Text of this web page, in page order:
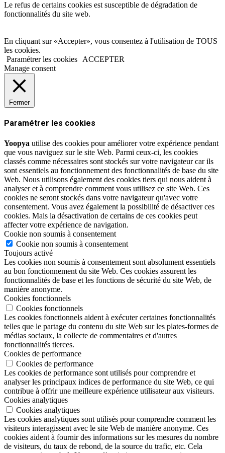
Le refus de certains cookies est susceptible de dégradation de
fonctionnalités du site web.
En cliquant sur «Accepter», vous consentez à l'utilisation de TOUS
les cookies.
Paramétrer les cookies
ACCEPTER
Manage consent
Fermer
Paramétrer les cookies
Yoopya utilise des cookies pour améliorer votre expérience pendant
que vous naviguez sur le site Web. Parmi ceux-ci, les cookies
classés comme nécessaires sont stockés sur votre navigateur car ils
sont essentiels au fonctionnement des fonctionnalités de base du site
Web. Nous utilisons également des cookies tiers qui nous aident à
analyser et à comprendre comment vous utilisez ce site Web. Ces
cookies ne seront stockés dans votre navigateur qu'avec votre
consentement. Vous avez également la possibilité de désactiver ces
cookies. Mais la désactivation de certains de ces cookies peut
affecter votre expérience de navigation.
Cookie non soumis à consentement
Cookie non soumis à consentement
Toujours activé
Les cookies non soumis à consentement sont absolument essentiels
au bon fonctionnement du site Web. Ces cookies assurent les
fonctionnalités de base et les fonctions de sécurité du site Web, de
manière anonyme.
Cookies fonctionnels
Cookies fonctionnels
Les cookies fonctionnels aident à exécuter certaines fonctionnalités
telles que le partage du contenu du site Web sur les plates-formes de
médias sociaux, la collecte de commentaires et d'autres
fonctionnalités tierces.
Cookies de performance
Cookies de performance
Les cookies de performance sont utilisés pour comprendre et
analyser les principaux indices de performance du site Web, ce qui
contribue à offrir une meilleure expérience utilisateur aux visiteurs.
Cookies analytiques
Cookies analytiques
Les cookies analytiques sont utilisés pour comprendre comment les
visiteurs interagissent avec le site Web de manière anonyme. Ces
cookies aident à fournir des informations sur les mesures du nombre
de visiteurs, du taux de rebond, de la source du trafic, etc. Cela